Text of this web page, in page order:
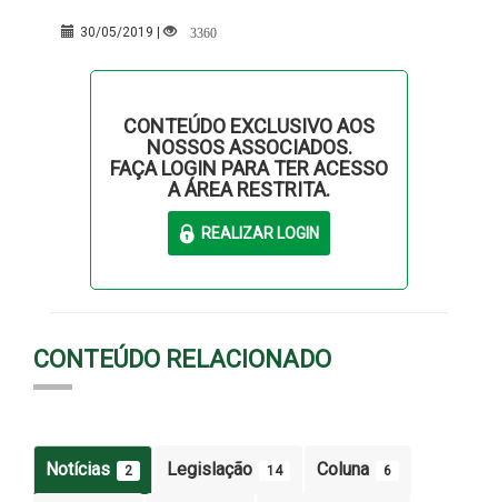
30/05/2019 | 3360
CONTEÚDO EXCLUSIVO AOS
NOSSOS ASSOCIADOS.
FAÇA LOGIN PARA TER ACESSO
A ÁREA RESTRITA.
CONTEÚDO RELACIONADO
Notícias 2 Legislação 14 Coluna 6